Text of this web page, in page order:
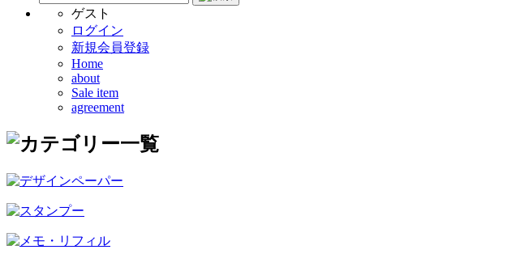
ゲスト
ログイン
新規会員登録
Home
about
Sale item
agreement